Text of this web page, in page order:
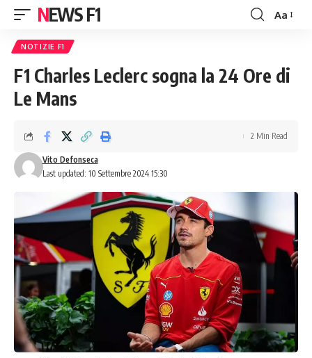
NEWS F1
Font
Aa
NOTIZIE F1
F1 Charles Leclerc sogna la 24 Ore di
Le Mans
Last updated: 10 Settembre 2024 15:30
Vito Defonseca
2 Min Read